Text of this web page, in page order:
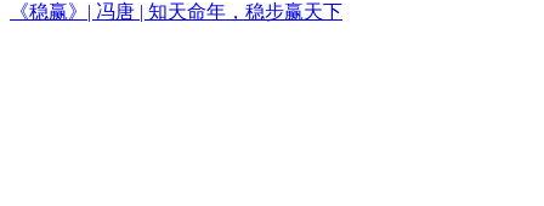
《稳赢》| 冯唐 | 知天命年，稳步赢天下